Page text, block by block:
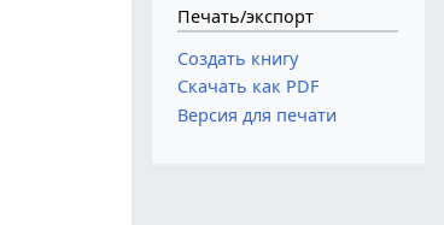
Печать/экспорт
Создать книгу
Скачать как PDF
Версия для печати